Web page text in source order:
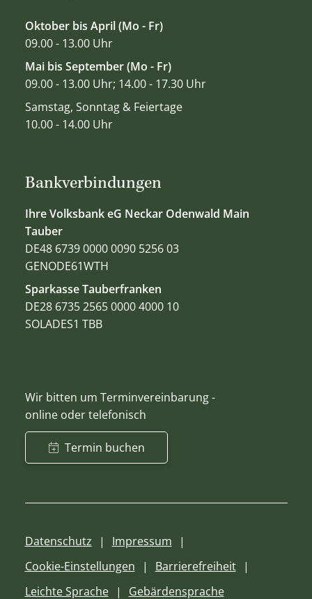
Bankverbindungen
Ihre Volksbank eG Neckar Odenwald Main
Tauber
DE48 6739 0000 0090 5256 03
GENODE61WTH
Sparkasse Tauberfranken
DE28 6735 2565 0000 4000 10
SOLADES1 TBB
Wir bitten um Terminvereinbarung -
online oder telefonisch
Termin buchen
Oktober bis April (Mo - Fr)
09.00 - 13.00 Uhr
Mai bis September (Mo - Fr)
09.00 - 13.00 Uhr; 14.00 - 17.30 Uhr
Samstag, Sonntag & Feiertage
10.00 - 14.00 Uhr
Datenschutz
Impressum
Cookie-Einstellungen
Barrierefreiheit
Leichte Sprache
Gebärdensprache